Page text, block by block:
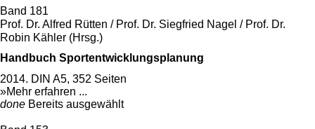
Band 181
Prof. Dr. Alfred Rütten / Prof. Dr. Siegfried Nagel / Prof. Dr.
Robin Kähler (Hrsg.)
Handbuch Sportentwicklungsplanung
2014. DIN A5, 352 Seiten
»Mehr erfahren ...
done Bereits ausgewählt